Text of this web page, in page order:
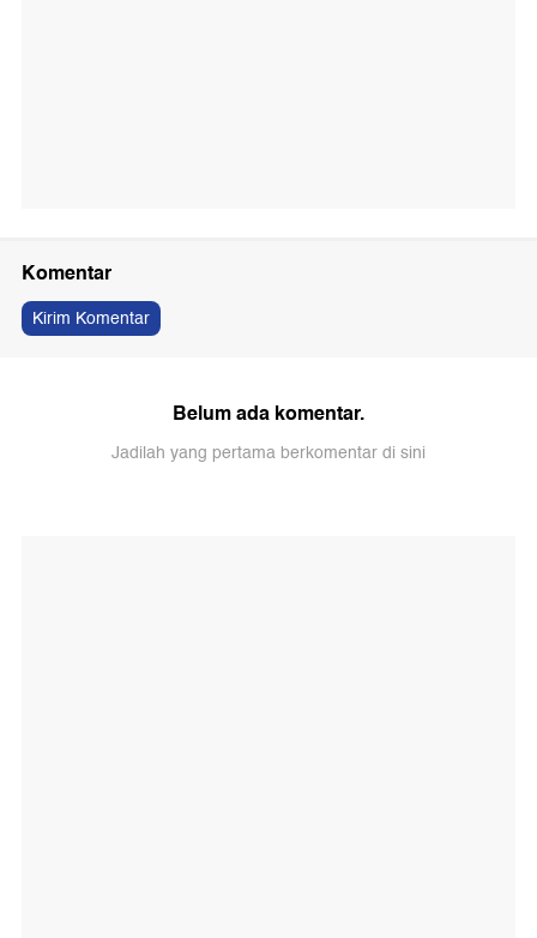
Komentar
Kirim Komentar
Belum ada komentar.
Jadilah yang pertama berkomentar di sini